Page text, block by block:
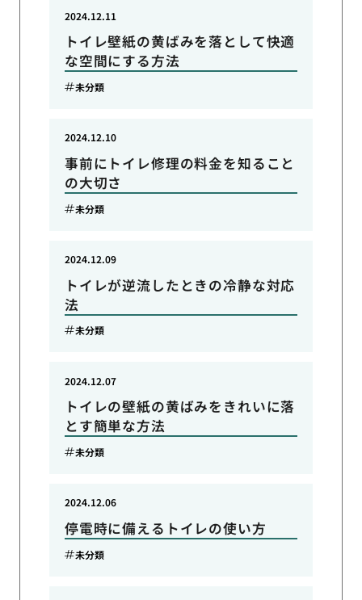
トイレ壁紙の黄ばみを落として快適
な空間にする方法
2024.12.11
未分類
事前にトイレ修理の料金を知ること
の大切さ
2024.12.10
未分類
トイレが逆流したときの冷静な対応
法
2024.12.09
未分類
トイレの壁紙の黄ばみをきれいに落
とす簡単な方法
2024.12.07
未分類
停電時に備えるトイレの使い方
2024.12.06
未分類